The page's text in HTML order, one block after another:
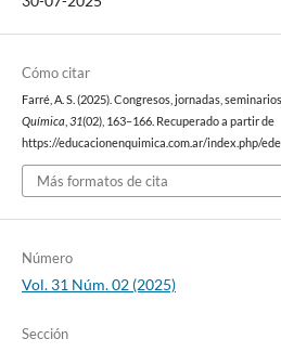
Cómo citar
Farré, A. S. (2025). Congresos, jornadas,
Química 31(02), 163–166. Recuperado a partir de
https://educacionenquimica.com.ar/index.php/
Más formatos de cita
Número
Vol. 31 Núm. 02 (2025)
Sección